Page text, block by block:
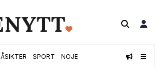
ÅSIKTER SPORT NÖJE